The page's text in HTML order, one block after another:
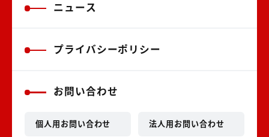
ニュース
プライバシーポリシー
お問い合わせ
個人用お問い合わせ 法人用お問い合わせ